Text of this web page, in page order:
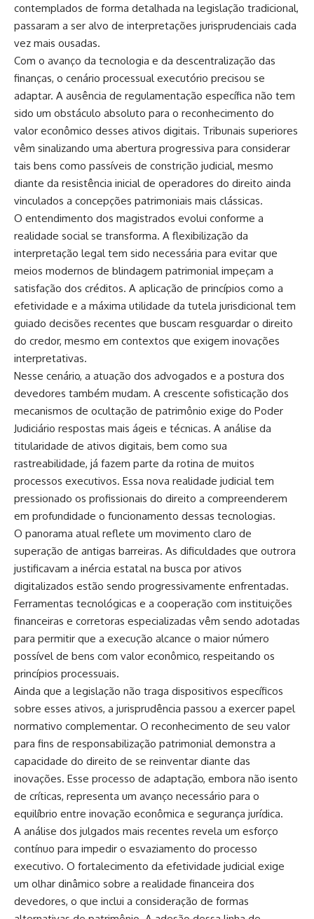
contemplados de forma detalhada na legislação tradicional,
passaram a ser alvo de interpretações jurisprudenciais cada
vez mais ousadas.
Com o avanço da tecnologia e da descentralização das
finanças, o cenário processual executório precisou se
adaptar. A ausência de regulamentação específica não tem
sido um obstáculo absoluto para o reconhecimento do
valor econômico desses ativos digitais. Tribunais superiores
vêm sinalizando uma abertura progressiva para considerar
tais bens como passíveis de constrição judicial, mesmo
diante da resistência inicial de operadores do direito ainda
vinculados a concepções patrimoniais mais clássicas.
O entendimento dos magistrados evolui conforme a
realidade social se transforma. A flexibilização da
interpretação legal tem sido necessária para evitar que
meios modernos de blindagem patrimonial impeçam a
satisfação dos créditos. A aplicação de princípios como a
efetividade e a máxima utilidade da tutela jurisdicional tem
guiado decisões recentes que buscam resguardar o direito
do credor, mesmo em contextos que exigem inovações
interpretativas.
Nesse cenário, a atuação dos advogados e a postura dos
devedores também mudam. A crescente sofisticação dos
mecanismos de ocultação de patrimônio exige do Poder
Judiciário respostas mais ágeis e técnicas. A análise da
titularidade de ativos digitais, bem como sua
rastreabilidade, já fazem parte da rotina de muitos
processos executivos. Essa nova realidade judicial tem
pressionado os profissionais do direito a compreenderem
em profundidade o funcionamento dessas tecnologias.
O panorama atual reflete um movimento claro de
superação de antigas barreiras. As dificuldades que outrora
justificavam a inércia estatal na busca por ativos
digitalizados estão sendo progressivamente enfrentadas.
Ferramentas tecnológicas e a cooperação com instituições
financeiras e corretoras especializadas vêm sendo adotadas
para permitir que a execução alcance o maior número
possível de bens com valor econômico, respeitando os
princípios processuais.
Ainda que a legislação não traga dispositivos específicos
sobre esses ativos, a jurisprudência passou a exercer papel
normativo complementar. O reconhecimento de seu valor
para fins de responsabilização patrimonial demonstra a
capacidade do direito de se reinventar diante das
inovações. Esse processo de adaptação, embora não isento
de críticas, representa um avanço necessário para o
equilíbrio entre inovação econômica e segurança jurídica.
A análise dos julgados mais recentes revela um esforço
contínuo para impedir o esvaziamento do processo
executivo. O fortalecimento da efetividade judicial exige
um olhar dinâmico sobre a realidade financeira dos
devedores, o que inclui a consideração de formas